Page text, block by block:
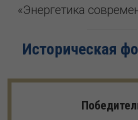
«Энергетика
Историческая